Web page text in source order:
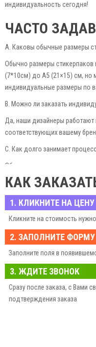
индивидуальность сегодня!
ЧАСТО
A. Каковы обычные размеры
Обычно размеры
(7*10см) до А5 (21×15) см, но
индивидуальные размеры по
B. Можно ли заказать
Да, наши дизайнеры
соответствующих вашему
C. Как долго занимает
Обычно процесс
рабочих дней, в зависимости
изделий.
D. Есть ли скидки при заказе
Да, мы предоставляем
для получения
E. Какие материалы
Мы используем только
стикерпаки на самоклейке,
пригодны для длительного
цветов.
КАК
1. КЛИКНИТЕ НА ЦЕНУ
Кликните на стоимость
2. ЗАПОЛНИТЕ ФОРМУ
Заполните поля в
3. ЖДИТЕ ЗВОНОК
Сразу после заказа, с Вами
подтверждения заказа